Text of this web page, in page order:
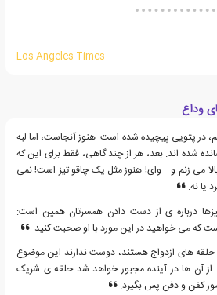
Los Angeles Times
وداع
در پتویی پیچیده شده است. هنوز آنجاست، اما لبه
شده اند. بعد، هر از چند گاهی، فقط برای این که
می زنم و... وای! هنوز مثل یک چاقو تیز است! نمی
یا نه.
درباره ی از دست دادن همسرتان همین است:
که می خواهید در این مورد با او صحبت کنید.
های ازدواج هستند، دوست ندارند این موضوع
آن ها در آینده مجبور خواهد شد حلقه ی شریک
کفن و دفن پس بگیرد.